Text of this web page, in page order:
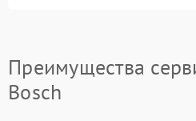
Преимущества
Bosch